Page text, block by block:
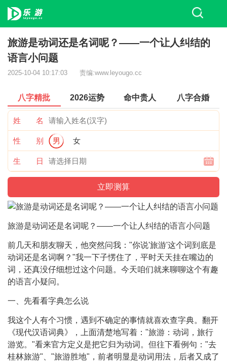
旅游是动词还是名词呢？——一个让人纠结的
语言小问题
2025-10-04 10:17:03 责编:www.leyougo.cc
八字精批 2026运势 命中贵人 八字合婚
姓 名
性 别 男 女
生 日
旅游是动词还是名词呢？——一个让人纠结的语言小问题
前几天和朋友聊天，他突然问我："你说'旅游'这个词到底是
动词还是名词啊？"我一下子愣住了，平时天天挂在嘴边的
词，还真没仔细想过这个问题。今天咱们就来聊聊这个有趣
的语言小疑问。
一、先看看字典怎么说
我这个人有个习惯，遇到不确定的事情就喜欢查字典。翻开
《现代汉语词典》，上面清楚地写着："旅游：动词，旅行
游览。"看来官方定义是把它归为动词。但往下看例句："去
桂林旅游"、"旅游胜地"，前者明显是动词用法，后者又成了